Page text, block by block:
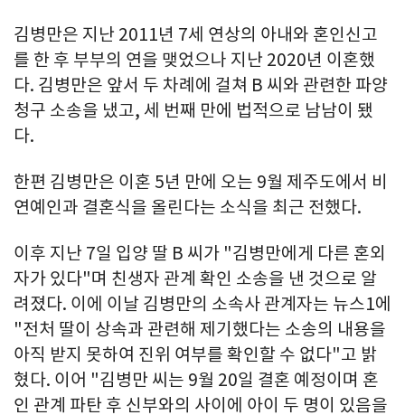
김병만은 지난 2011년 7세 연상의 아내와 혼인신고
를 한 후 부부의 연을 맺었으나 지난 2020년 이혼했
다. 김병만은 앞서 두 차례에 걸쳐 B 씨와 관련한 파양
청구 소송을 냈고, 세 번째 만에 법적으로 남남이 됐
다.
한편 김병만은 이혼 5년 만에 오는 9월 제주도에서 비
연예인과 결혼식을 올린다는 소식을 최근 전했다.
이후 지난 7일 입양 딸 B 씨가 "김병만에게 다른 혼외
자가 있다"며 친생자 관계 확인 소송을 낸 것으로 알
려졌다. 이에 이날 김병만의 소속사 관계자는 뉴스1에
"전처 딸이 상속과 관련해 제기했다는 소송의 내용을
아직 받지 못하여 진위 여부를 확인할 수 없다"고 밝
혔다. 이어 "김병만 씨는 9월 20일 결혼 예정이며 혼
인 관계 파탄 후 신부와의 사이에 아이 두 명이 있음을